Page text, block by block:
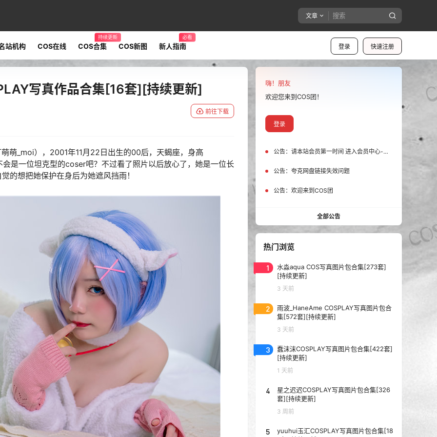
文章
登录 快速注册
站机构 COS在线 COS合集
持续更新
COS新图 新人指南
必看
写真作品合集[16套][持续更新]
前往下载
萌_moi），2001年11月22日出生的00后，天蝎座，身高
是一位坦克型的coser吧？不过看了照片以后放心了，她是一位长
的想把她保护在身后为她遮风挡雨！
嗨！朋友
欢迎您来到COS团！
登录
公告： 请本站会员第一时间 进入会员中心-我的设置中为您的账号绑定邮箱!
公告： 夸克网盘链接失效问题
公告： 欢迎来到COS团
全部公告
热门浏览
1
水淼aqua COS写真图片包合集[273套]
[持续更新]
3 天前
2
雨波_HaneAme COSPLAY写真图片包合
集[572套][持续更新]
3 天前
3
蠢沫沫COSPLAY写真图片包合集[422套]
[持续更新]
1 天前
4
星之迟迟COSPLAY写真图片包合集[326
套][持续更新]
3 周前
5
yuuhui玉汇COSPLAY写真图片包合集[18